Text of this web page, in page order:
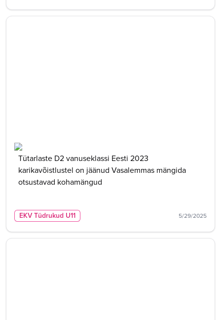
Tütarlaste D2 vanuseklassi Eesti 2023
karikavõistlustel on jäänud Vasalemmas mängida
otsustavad kohamängud
EKV Tüdrukud U11 5/29/2025